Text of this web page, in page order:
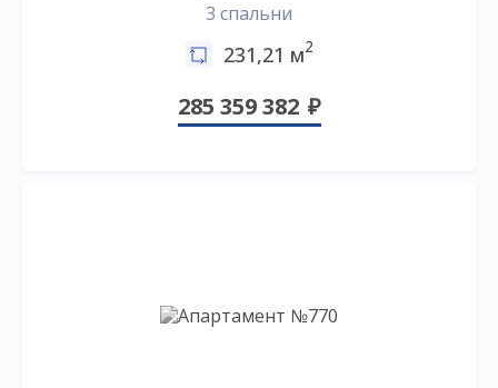
3 спальни
231,21 м2
285 359 382